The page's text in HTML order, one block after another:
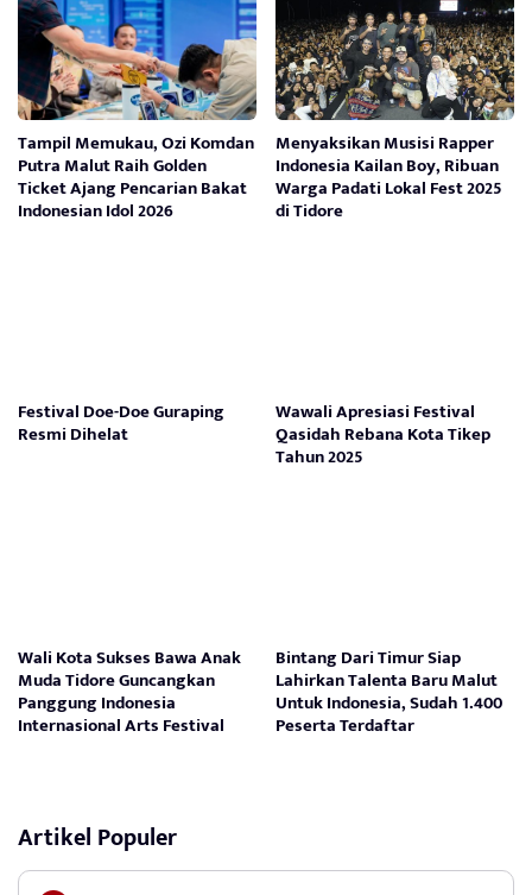
Tampil Memukau, Ozi Komdan
Putra Malut Raih Golden
Ticket Ajang Pencarian Bakat
Indonesian Idol 2026
Menyaksikan Musisi Rapper
Indonesia Kailan Boy, Ribuan
Warga Padati Lokal Fest 2025
di Tidore
Festival Doe-Doe Guraping
Resmi Dihelat
Wawali Apresiasi Festival
Qasidah Rebana Kota Tikep
Tahun 2025
Wali Kota Sukses Bawa Anak
Muda Tidore Guncangkan
Panggung Indonesia
Internasional Arts Festival
Bintang Dari Timur Siap
Lahirkan Talenta Baru Malut
Untuk Indonesia, Sudah 1.400
Peserta Terdaftar
Artikel Populer